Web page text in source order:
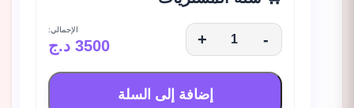
-
+
الإجمالي:
3500 د.ج
إضافة إلى السلة